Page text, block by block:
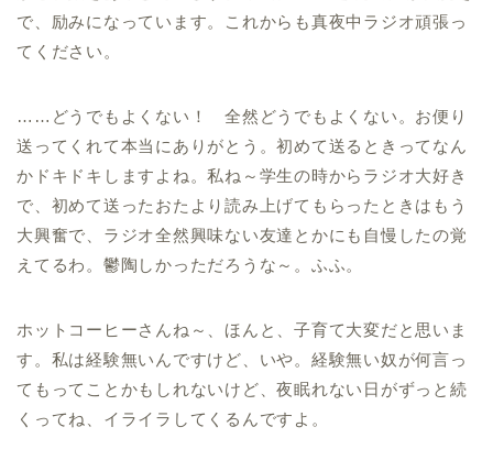
で、励みになっています。これからも真夜中ラジオ頑張っ
てください。
……どうでもよくない！ 全然どうでもよくない。お便り
送ってくれて本当にありがとう。初めて送るときってなん
かドキドキしますよね。私ね～学生の時からラジオ大好き
で、初めて送ったおたより読み上げてもらったときはもう
大興奮で、ラジオ全然興味ない友達とかにも自慢したの覚
えてるわ。鬱陶しかっただろうな～。ふふ。
ホットコーヒーさんね～、ほんと、子育て大変だと思いま
す。私は経験無いんですけど、いや。経験無い奴が何言っ
てもってことかもしれないけど、夜眠れない日がずっと続
くってね、イライラしてくるんですよ。